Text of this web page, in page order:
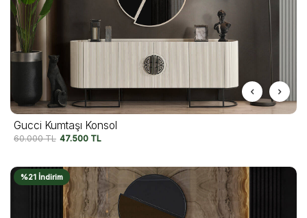
Gucci Kumtaşı Konsol
60.000TL 47.500 TL
%21 İndirim